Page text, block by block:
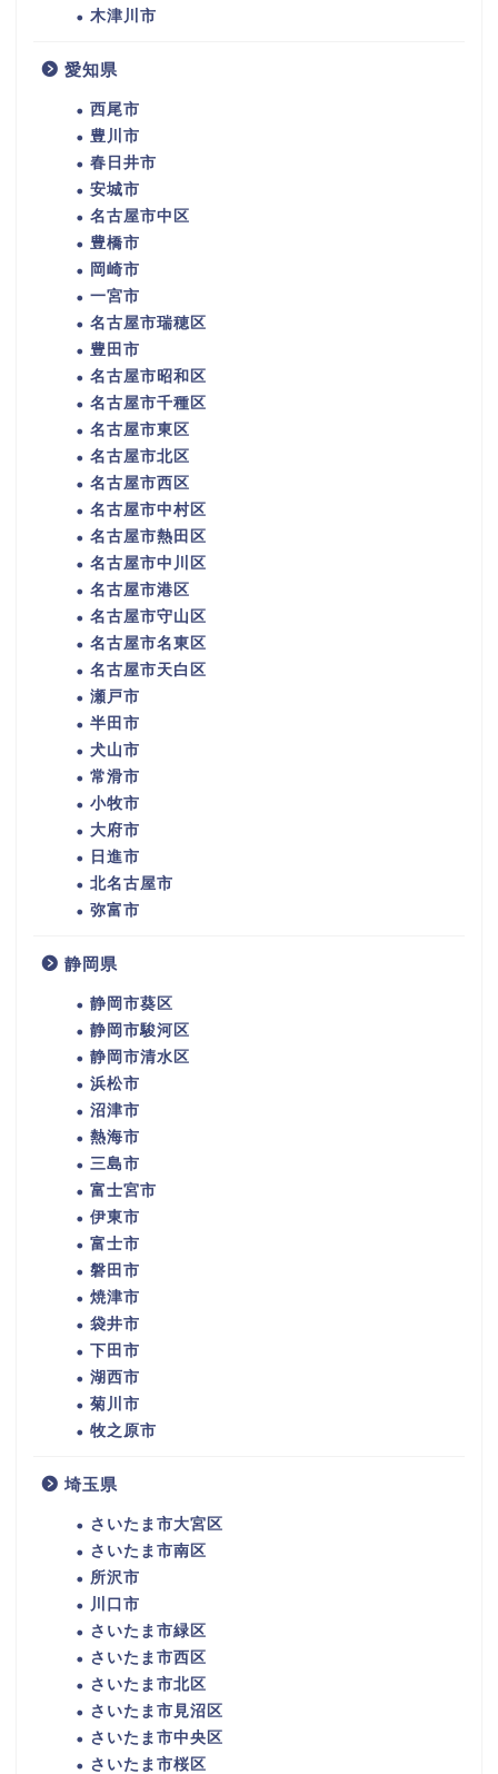
木津川市
愛知県
西尾市
豊川市
春日井市
安城市
名古屋市中区
豊橋市
岡崎市
一宮市
名古屋市瑞穂区
豊田市
名古屋市昭和区
名古屋市千種区
名古屋市東区
名古屋市北区
名古屋市西区
名古屋市中村区
名古屋市熱田区
名古屋市中川区
名古屋市港区
名古屋市守山区
名古屋市名東区
名古屋市天白区
瀬戸市
半田市
犬山市
常滑市
小牧市
大府市
日進市
北名古屋市
弥富市
静岡県
静岡市葵区
静岡市駿河区
静岡市清水区
浜松市
沼津市
熱海市
三島市
富士宮市
伊東市
富士市
磐田市
焼津市
袋井市
下田市
湖西市
菊川市
牧之原市
埼玉県
さいたま市大宮区
さいたま市南区
所沢市
川口市
さいたま市緑区
さいたま市西区
さいたま市北区
さいたま市見沼区
さいたま市中央区
さいたま市桜区